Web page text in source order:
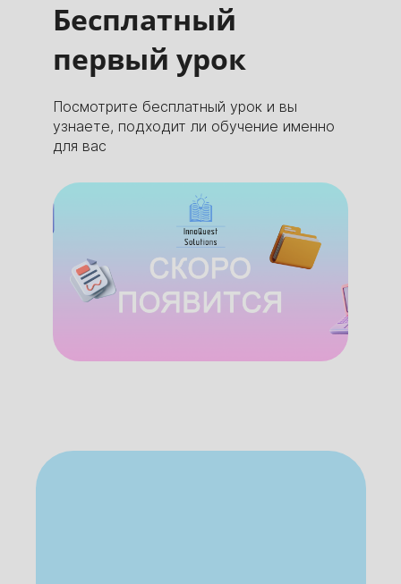
Бесплатный
первый урок
Посмотрите бесплатный урок и вы
узнаете, подходит ли обучение именно
для вас